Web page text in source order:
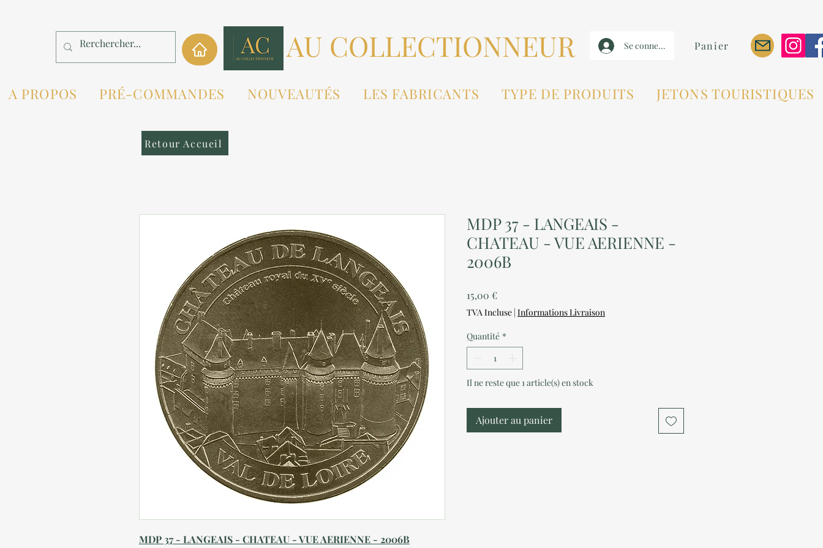
AU COLLECTIONNEUR Se connecter Panier
A PROPOS PRÉ-COMMANDES NOUVEAUTÉS LES FABRICANTS TYPE DE PRODUITS JETONS TOURISTIQUES
MDP 37 - LANGEAIS - CHATEAU - VUE AERIENNE - 2006B
MDP 37 - LANGEAIS -
CHATEAU - VUE AERIENNE -
2006B
15,00 €Prix
TVA Incluse | Informations Livraison
Quantité *
Il ne reste que 1 article(s) en stock
Ajouter au panier
Retour Accueil